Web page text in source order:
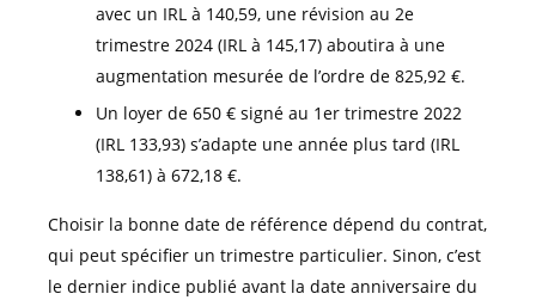
avec un IRL à 140,59, une révision au 2e
trimestre 2024 (IRL à 145,17) aboutira à une
augmentation mesurée de l’ordre de 825,92 €.
Un loyer de 650 € signé au 1er trimestre 2022
(IRL 133,93) s’adapte une année plus tard (IRL
138,61) à 672,18 €.
Choisir la bonne date de référence dépend du contrat,
qui peut spécifier un trimestre particulier. Sinon, c’est
le dernier indice publié avant la date anniversaire du